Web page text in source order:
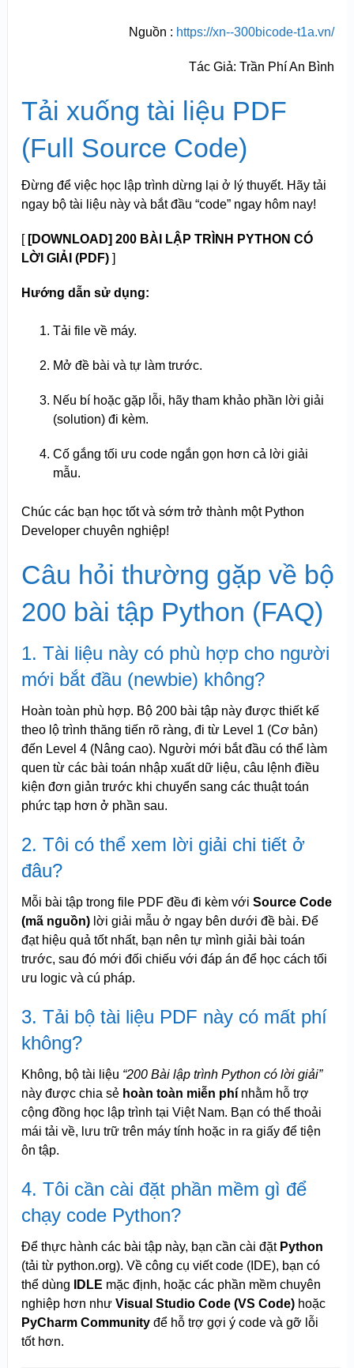
Nguồn : https://xn--300bicode-t1a.vn/
Tác Giả: Trần Phí An Bình
Tải xuống tài liệu PDF
(Full Source Code)
Đừng để việc học lập trình dừng lại ở lý thuyết. Hãy tải
ngay bộ tài liệu này và bắt đầu “code” ngay hôm nay!
[ [DOWNLOAD] 200 BÀI LẬP TRÌNH PYTHON CÓ
LỜI GIẢI (PDF)]
Hướng dẫn sử dụng:
Tải file về máy.
Mở đề bài và tự làm trước.
Nếu bí hoặc gặp lỗi, hãy tham khảo phần lời giải
(solution) đi kèm.
Cố gắng tối ưu code ngắn gọn hơn cả lời giải
mẫu.
Chúc các bạn học tốt và sớm trở thành một Python
Developer chuyên nghiệp!
Câu hỏi thường gặp về bộ
200 bài tập Python (FAQ)
1. Tài liệu này có phù hợp cho người
mới bắt đầu (newbie) không?
Hoàn toàn phù hợp. Bộ 200 bài tập này được thiết kế
theo lộ trình thăng tiến rõ ràng, đi từ Level 1 (Cơ bản)
đến Level 4 (Nâng cao). Người mới bắt đầu có thể làm
quen từ các bài toán nhập xuất dữ liệu, câu lệnh điều
kiện đơn giản trước khi chuyển sang các thuật toán
phức tạp hơn ở phần sau.
2. Tôi có thể xem lời giải chi tiết ở
đâu?
Mỗi bài tập trong file PDF đều đi kèm với Source Code
(mã nguồn)lời giải mẫu ở ngay bên dưới đề bài. Để
đạt hiệu quả tốt nhất, bạn nên tự mình giải bài toán
trước, sau đó mới đối chiếu với đáp án để học cách tối
ưu logic và cú pháp.
3. Tải bộ tài liệu PDF này có mất phí
không?
Không, bộ tài liệu “200 Bài lập trình Python có lời giải”
này được chia sẻ hoàn toàn miễn phínhằm hỗ trợ
cộng đồng học lập trình tại Việt Nam. Bạn có thể thoải
mái tải về, lưu trữ trên máy tính hoặc in ra giấy để tiện
ôn tập.
4. Tôi cần cài đặt phần mềm gì để
chạy code Python?
Để thực hành các bài tập này, bạn cần cài đặt Python
(tải từ python.org). Về công cụ viết code (IDE), bạn có
thể dùng
IDLE mặc định, hoặc các phần mềm chuyên
nghiệp hơn như Visual Studio Code (VS Code)hoặc
PyCharm Communityđể hỗ trợ gợi ý code và gỡ lỗi
tốt hơn.